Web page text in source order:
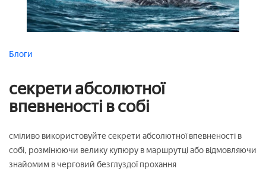
Блоги
секрети абсолютної
впевненості в собі
сміливо використовуйте секрети абсолютної впевненості в
собі, розмінюючи велику купюру в маршрутці або відмовляючи
знайомим в черговий безглуздої прохання